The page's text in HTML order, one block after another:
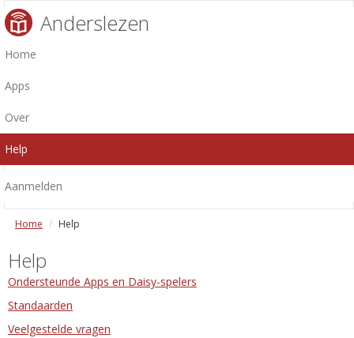
Anderslezen
Home
Apps
Over
Help
Aanmelden
Home Help
Help
Ondersteunde Apps en Daisy-spelers
Standaarden
Veelgestelde vragen